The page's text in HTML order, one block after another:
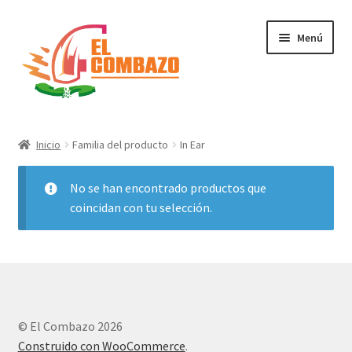
Menú
DJ, Audio e Iluminación PRO
Grabación de Audio & Video
Marcas
Inicio Familia del producto In Ear
No se han encontrado productos que
coincidan con tu selección.
© El Combazo 2026
Construido con WooCommerce.